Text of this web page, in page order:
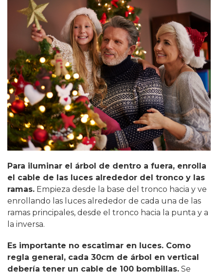
Para iluminar el árbol de dentro a fuera, enrolla
el cable de las luces alrededor del tronco y las
ramas. Empieza desde la base del tronco hacia y ve
enrollando las luces alrededor de cada una de las
ramas principales, desde el tronco hacia la punta y a
la inversa.
Es importante no escatimar en luces. Como
regla general, cada 30cm de árbol en vertical
debería tener un cable de 100 bombillas. Se